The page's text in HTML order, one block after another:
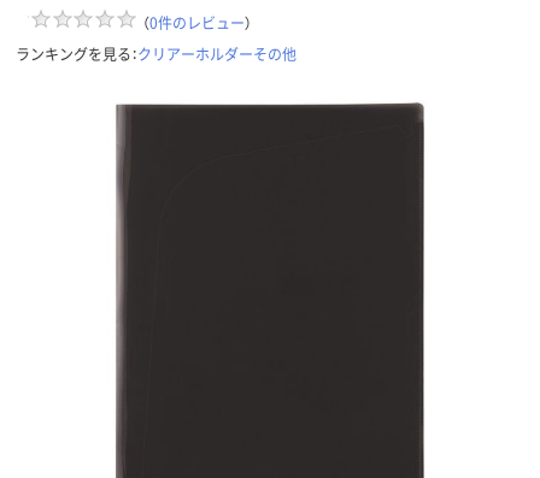
（0件のレビュー）
ランキングを見る：クリアーホルダーその他